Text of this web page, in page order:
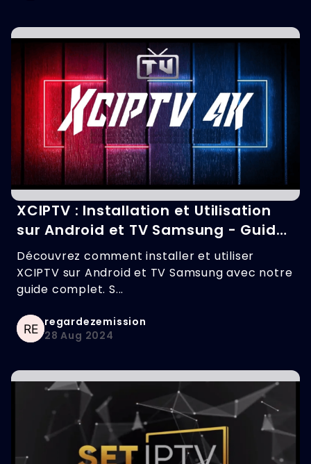
XCIPTV : Installation et Utilisation
sur Android et TV Samsung - Guide
Complet
Découvrez comment installer et utiliser
XCIPTV sur Android et TV Samsung avec notre
guide complet. S...
regardezemission
28 Aug 2024